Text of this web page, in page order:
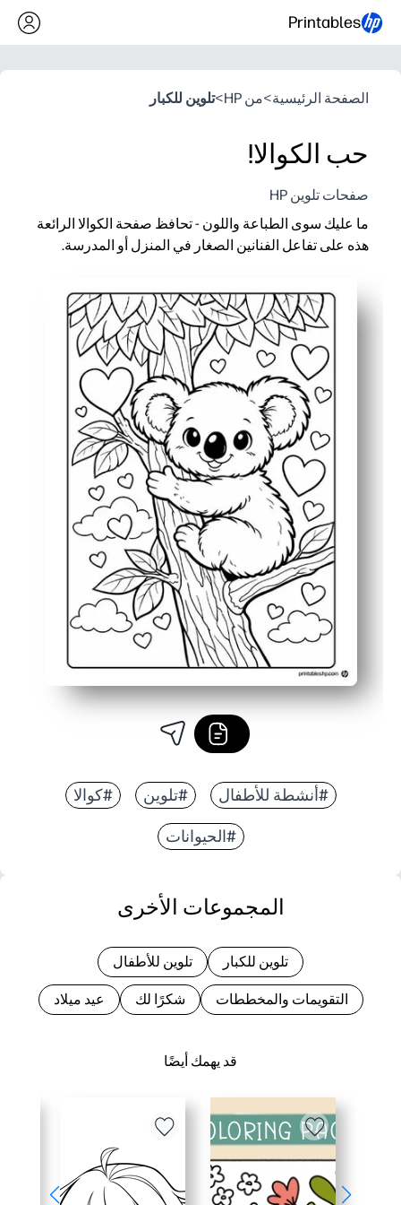
Printables
الصفحة الرئيسية>من HP >تلوين للكبار
حب الكوالا!
صفحات تلوين HP
ما عليك سوى الطباعة واللون - تحافظ صفحة الكوالا الرائعة
هذه على تفاعل الفنانين الصغار في المنزل أو المدرسة.
يبني المهارات الحركية الدقيقة والتحكم بالقلم الرصاص
مشاركة سهلة في أي مكان - مثالية للوقت الهادئ أو الإبداع في
متعدد الاستخدامات وقابل لإعادة الطباعة - استخدم أقلام
#أنشطة للأطفال #تلوين #كوالا
#الحيوانات
قد يهمك أيضًا
المجموعات الأخرى
تلوين للكبار تلوين للأطفال
التقويمات والمخططات شكرًا لك عيد ميلاد